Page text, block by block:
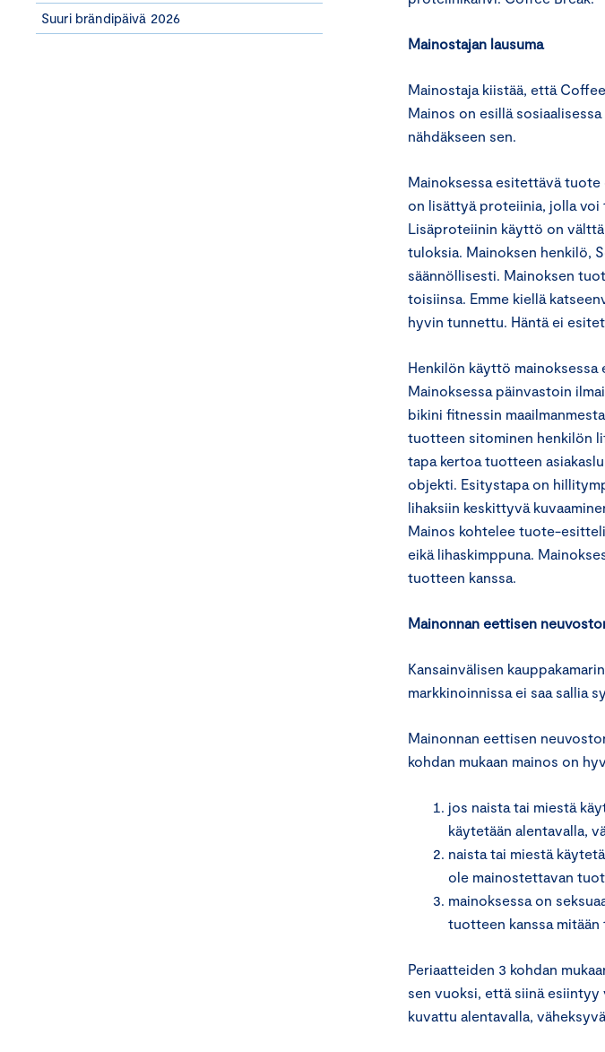
Suuri brändipäivä 2026
Mainostajan lausuma
Mainostaja kiistää, että
Mainos on esillä
nähdäkseen sen.
Mainoksessa esitettävä
on lisättyä proteiinia, jolla
Lisäproteiinin käyttö on
tuloksia. Mainoksen henkilö,
säännöllisesti. Mainoksen
toisiinsa. Emme kiellä
hyvin tunnettu. Häntä ei
Henkilön käyttö mainoksessa
Mainoksessa päinvastoin
bikini fitnessin
tuotteen sitominen henkilön
tapa kertoa tuotteen
objekti. Esitystapa on
lihaksiin keskittyvä
Mainos kohtelee tuote-
eikä lihaskimppuna.
tuotteen kanssa.
Mainonnan eettisen
Kansainvälisen
markkinoinnissa ei saa sallia
Mainonnan eettisen
kohdan mukaan mainos on
jos naista tai miestä
käytetään alentavalla,
naista tai miestä
ole mainostettavan
mainoksessa on
tuotteen kanssa mitään
Periaatteiden 3 kohdan
sen vuoksi, että siinä esiintyy
kuvattu alentavalla,